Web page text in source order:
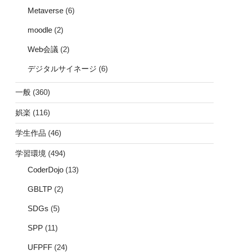
Metaverse (6)
moodle (2)
Web会議 (2)
デジタルサイネージ (6)
一般 (360)
娯楽 (116)
学生作品 (46)
学習環境 (494)
CoderDojo (13)
GBLTP (2)
SDGs (5)
SPP (11)
UFPFF (24)